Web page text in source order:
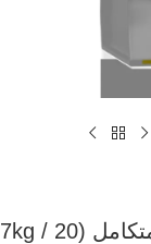
FA Core Mass Gainer – ماس جينر متكامل (7kg / 20